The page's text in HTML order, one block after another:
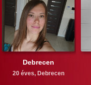
Debrecen
20 éves, Debrecen